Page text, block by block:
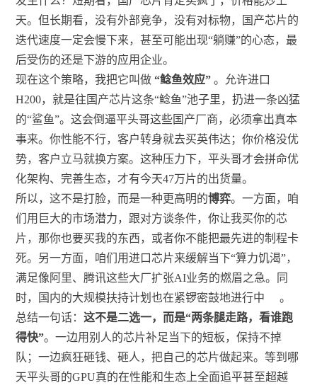
天。但长期看，没有外部竞争，没有对标物，国产芯片的
迭代速度一定会慢下来，甚至可能出现“躺赚”的心态，最
后受伤的还是下游的应用企业。
现在这个策略，我把它叫做“鲶鱼效应” 。允许进口
H200，就是往国产芯片这条“鲶鱼”池子里，扔进一条凶猛
的“鲨鱼”。这会倒逼平头哥这些国产厂商，必须拿出真本
事来。你性能不行，客户转身就去买英伟达；你价格没优
势，客户立马就换方案。这种压力下，平头哥才会拼命优
化架构、完善生态，才有今天47万片的出货量。
所以，这不是打脸，而是一种更高明的博弈。一方面，咱
们用巨大的市场潜力，跟对方谈条件，你让我买你的芯
片，那你也要买我的东西，或者你不能把最先进的制程卡
死。另一方面，咱们用进口芯片来缓解当下“算力饥渴”，
满足像阿里、腾讯这些大厂扩张AI业务的燃眉之急。同
时，国内的大规模扶持计划也在紧锣密鼓地进行中
。
总结一句话：这不是二选一，而是“两条腿走路，看谁跑
得快”。一边用别人的芯片补足当下的短板，保持不掉
队；一边疯狂砸钱、砸人，把自己的芯片做起来。等到哪
天平头哥的GPU真的在性能和生态上全面追平甚至超越